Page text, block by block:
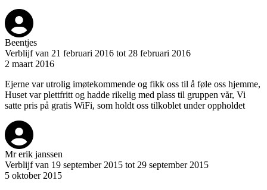
Beentjes
Verblijf van 21 februari 2016 tot 28 februari 2016
2 maart 2016
Ejerne var utrolig imøtekommende og fikk oss til å føle oss hjemme,
Huset var plettfritt og hadde rikelig med plass til gruppen vår, Vi
satte pris på gratis WiFi, som holdt oss tilkoblet under oppholdet
Mr erik janssen
Verblijf van 19 september 2015 tot 29 september 2015
5 oktober 2015